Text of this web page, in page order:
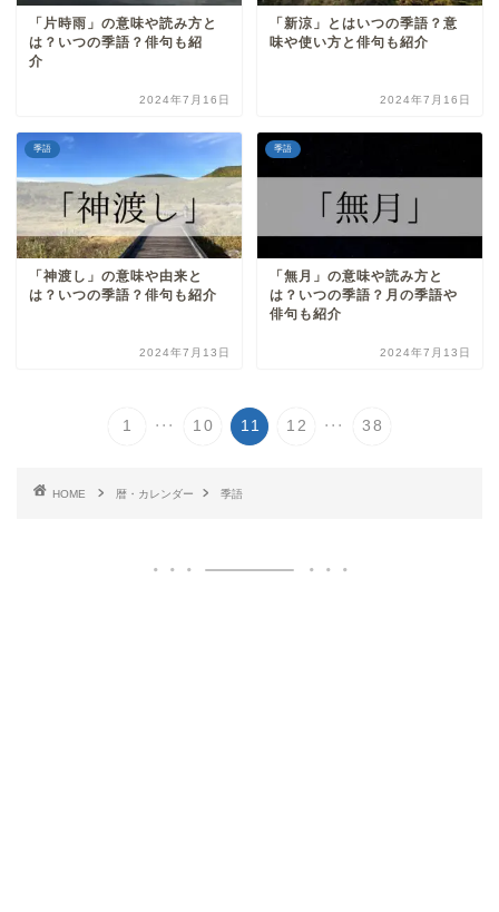
「片時雨」の意味や読み方と
は？いつの季語？俳句も紹
介
2024年7月16日
「新涼」とはいつの季語？意
味や使い方と俳句も紹介
2024年7月16日
季語
「神渡し」の意味や由来と
は？いつの季語？俳句も紹介
2024年7月13日
季語
「無月」の意味や読み方と
は？いつの季語？月の季語や
俳句も紹介
2024年7月13日
1 ... 10 11 12 ... 38
HOME 暦・カレンダー 季語